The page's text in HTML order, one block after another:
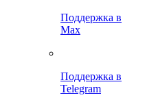
Поддержка в
Max
Поддержка в
Telegram